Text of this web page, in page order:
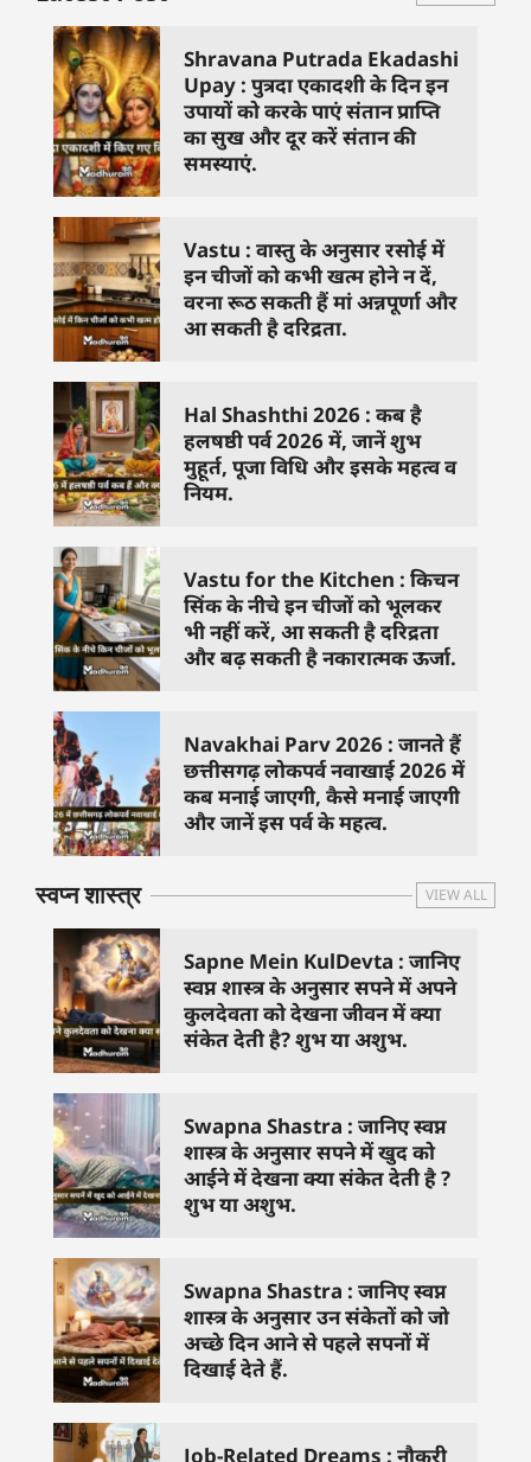
Shravana Putrada Ekadashi
Upay : पुत्रदा एकादशी के दिन इन
उपायों को करके पाएं संतान प्राप्ति
का सुख और दूर करें संतान की
समस्याएं.
Vastu : वास्तु के अनुसार रसोई में
इन चीजों को कभी खत्म होने न दें,
वरना रूठ सकती हैं मां अन्नपूर्णा और
आ सकती है दरिद्रता.
Hal Shashthi 2026 : कब है
हलषष्ठी पर्व 2026 में, जानें शुभ
मुहूर्त, पूजा विधि और इसके महत्व व
नियम.
Vastu for the Kitchen : किचन
सिंक के नीचे इन चीजों को भूलकर
भी नहीं करें, आ सकती है दरिद्रता
और बढ़ सकती है नकारात्मक ऊर्जा.
Navakhai Parv 2026 : जानते हैं
छत्तीसगढ़ लोकपर्व नवाखाई 2026 में
कब मनाई जाएगी, कैसे मनाई जाएगी
और जानें इस पर्व के महत्व.
स्वप्न शास्त्र VIEW ALL
Sapne Mein KulDevta : जानिए
स्वप्न शास्त्र के अनुसार सपने में अपने
कुलदेवता को देखना जीवन में क्या
संकेत देती है? शुभ या अशुभ.
Swapna Shastra : जानिए स्वप्न
शास्त्र के अनुसार सपने में खुद को
आईने में देखना क्या संकेत देती है ?
शुभ या अशुभ.
Swapna Shastra : जानिए स्वप्न
शास्त्र के अनुसार उन संकेतों को जो
अच्छे दिन आने से पहले सपनों में
दिखाई देते हैं.
Job-Related Dreams : नौकरी